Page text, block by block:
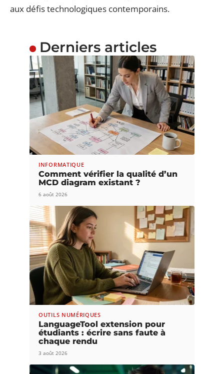
aux défis technologiques contemporains.
Derniers articles
INFORMATIQUE
Comment vérifier la qualité d’un
MCD diagram existant ?
6 août 2026
OUTILS NUMÉRIQUES
LanguageTool extension pour
étudiants : écrire sans faute à
chaque rendu
3 août 2026